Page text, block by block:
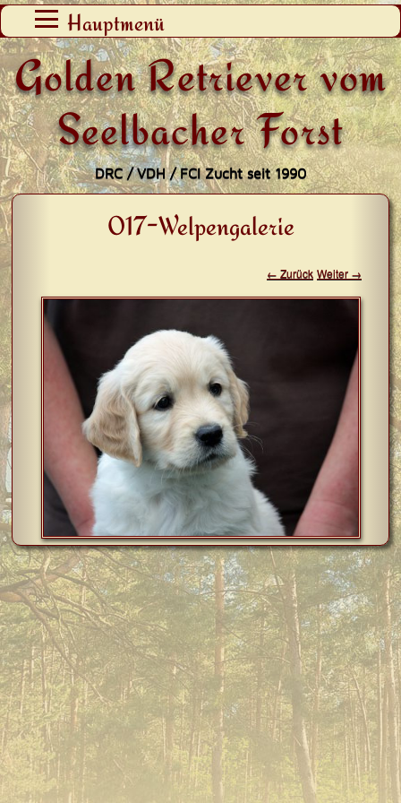
Golden Retriever vom
Seelbacher Forst
DRC / VDH / FCI Zucht seit 1990
Hauptmenü
Zum
Inhalt
springen
017-Welpengalerie
← Zurück Weiter →